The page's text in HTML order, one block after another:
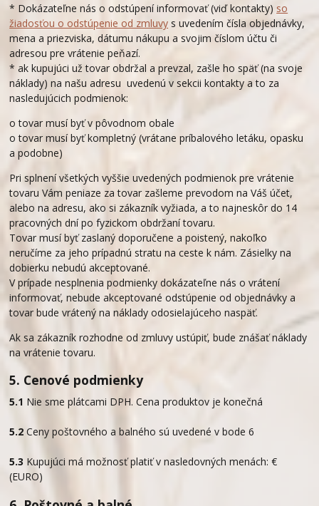
* Dokázateľne nás o odstúpení informovať (viď kontakty) so
žiadosťou o odstúpenie od zmluvy s uvedením čísla objednávky,
mena a priezviska, dátumu nákupu a svojim číslom účtu či
adresou pre vrátenie peňazí.
* ak kupujúci už tovar obdržal a prevzal, zašle ho späť (na svoje
náklady) na našu adresu uvedenú v sekcii kontakty a to za
nasledujúcich podmienok:
o tovar musí byť v pôvodnom obale
o tovar musí byť kompletný (vrátane príbalového letáku, opasku
a podobne)
Pri splnení všetkých vyššie uvedených podmienok pre vrátenie
tovaru Vám peniaze za tovar zašleme prevodom na Váš účet,
alebo na adresu, ako si zákazník vyžiada, a to najneskôr do 14
pracovných dní po fyzickom obdržaní tovaru.
Tovar musí byť zaslaný doporučene a poistený, nakoľko
neručíme za jeho prípadnú stratu na ceste k nám. Zásielky na
dobierku nebudú akceptované.
V prípade nesplnenia podmienky dokázateľne nás o vrátení
informovať, nebude akceptované odstúpenie od objednávky a
tovar bude vrátený na náklady odosielajúceho naspäť.
Ak sa zákazník rozhodne od zmluvy ustúpiť, bude znášať náklady
na vrátenie tovaru.
5. Cenové podmienky
5.1 Nie sme plátcami DPH. Cena produktov je konečná
5.2 Ceny poštovného a balného sú uvedené v bode 6
5.3 Kupujúci má možnosť platiť v nasledovných menách: €
(EURO)